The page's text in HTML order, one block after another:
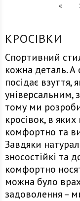
«
КРОСІВКИ
Спортивний
кожна деталь.
посідає взуття,
універсальним,
тому ми
кросівок, в
комфортно та
Завдяки
зносостійкі та
комфортно
можна було
задоволення –